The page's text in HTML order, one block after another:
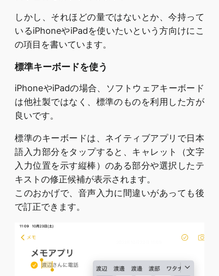
しかし、それほどの量ではないとか、今持って
いるiPhoneやiPadを使いたいという方向けにこ
の項目を書いています。
標準キーボードを使う
iPhoneやiPadの場合、ソフトウェアキーボード
は他社製ではなく、標準のものを利用した方が
良いです。
標準のキーボードは、ネイティブアプリで日本
語入力部分をタップすると、キャレット（文字
入力位置を示す縦棒）のある部分や選択したテ
キストの修正候補が表示されます。
このおかげで、音声入力に間違いがあっても後
で訂正できます。